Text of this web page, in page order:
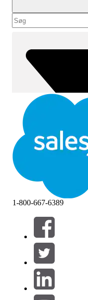
Filtre (0)
VÆLG FILTRE
Produktområde
1-800-667-6389